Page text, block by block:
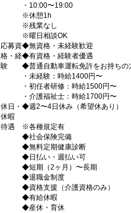
・10:00〜19:00
※休憩1h
※残業なし
※曜日相談OK
応募資
格・経
験
◆無資格・未経験歓迎
◆有資格・経験者優遇
◆普通自動車運転免許をお持ち
・未経験：時給1400円〜
・初任者研修：時給1500円〜
・介護福祉士：時給1700円〜
休日・
休暇
◆週2〜4日休み（希望休あり）
待遇
※各種規定有
◆社会保険完備
◆無料定期健康診断
◆日払い・週払い可
◆短期（2ヶ月）〜長期
◆退職金制度
◆資格支援（介護資格のみ）
◆有給休暇
◆産休・育休